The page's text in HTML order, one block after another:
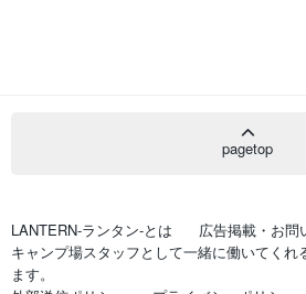
pagetop
LANTERN-ランタン-とは
広告掲載・お問
キャンプ場スタッフとして一緒に働いてくれ
ます。